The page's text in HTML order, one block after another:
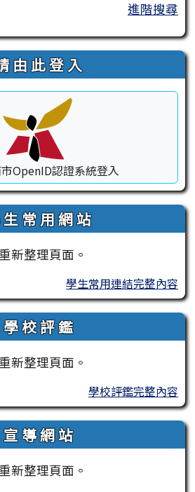
進階搜尋
由 此 登 入
OpenID認證系統登入
常 用 網 站
新整理頁面。
學生常用連結完整內容
學 校 評 鑑
新整理頁面。
學校評鑑完整內容
宣 導 網 站
新整理頁面。